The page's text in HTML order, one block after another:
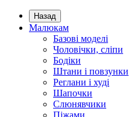
Назад
Малюкам
Базові моделі
Чоловічки, сліпи
Бодіки
Штани і повзунки
Реглани і худі
Шапочки
Слюнявчики
Піжами